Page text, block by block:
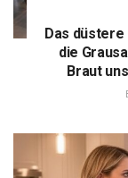
Das
die
Braut